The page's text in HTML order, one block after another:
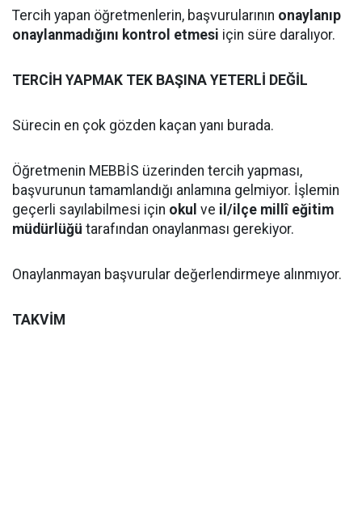
Tercih yapan öğretmenlerin, başvurularının onaylanıp
onaylanmadığını kontrol etmesi için süre daralıyor.
TERCİH YAPMAK TEK BAŞINA YETERLİ DEĞİL
Sürecin en çok gözden kaçan yanı burada.
Öğretmenin MEBBİS üzerinden tercih yapması,
başvurunun tamamlandığı anlamına gelmiyor. İşlemin
geçerli sayılabilmesi için okul ve il/ilçe millî eğitim
müdürlüğü tarafından onaylanması gerekiyor.
Onaylanmayan başvurular değerlendirmeye alınmıyor.
TAKVİM